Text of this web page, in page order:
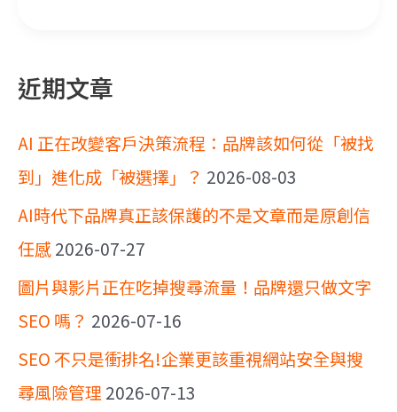
近期文章
AI 正在改變客戶決策流程：品牌該如何從「被找
到」進化成「被選擇」？ 2026-08-03
AI時代下品牌真正該保護的不是文章而是原創信
任感2026-07-27
圖片與影片正在吃掉搜尋流量！品牌還只做文字
SEO 嗎？ 2026-07-16
SEO 不只是衝排名!企業更該重視網站安全與搜
尋風險管理 2026-07-13